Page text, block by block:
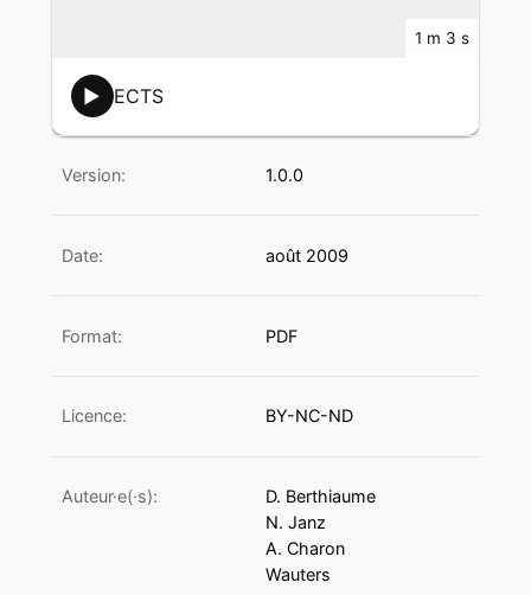
1 m 3 s
▶ ECTS
Version: 1.0.0
Date: août 2009
Format: PDF
Licence: BY-NC-ND
Auteur·e(·s):
D. Berthiaume
N. Janz
A. Charon
Wauters